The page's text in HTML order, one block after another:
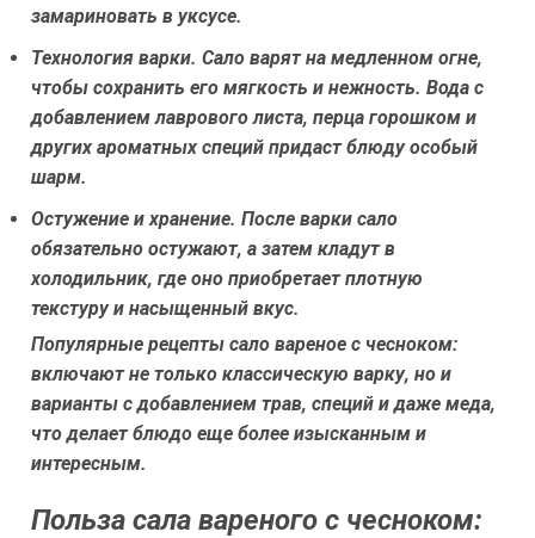
замариновать в уксусе.
Технология варки. Сало варят на медленном огне,
чтобы сохранить его мягкость и нежность. Вода с
добавлением лаврового листа, перца горошком и
других ароматных специй придаст блюду особый
шарм.
Остужение и хранение. После варки сало
обязательно остужают, а затем кладут в
холодильник, где оно приобретает плотную
текстуру и насыщенный вкус.
Популярные рецепты сало вареное с чесноком:
включают не только классическую варку, но и
варианты с добавлением трав, специй и даже меда,
что делает блюдо еще более изысканным и
интересным.
Польза сала вареного с чесноком: